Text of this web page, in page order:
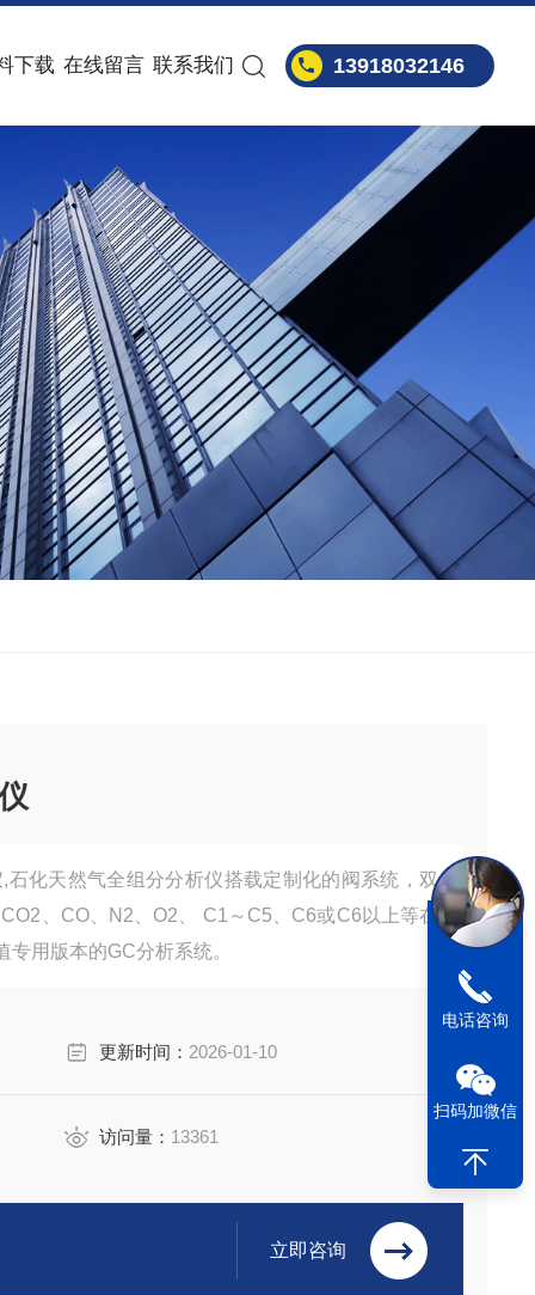
13918032146
下载 在线留言 联系我们
石化天然气全组分分析仪搭载定制化的阀系统，双
、CO、N2、O2、 C1～C5、C6或C6以上等在
用版本的GC分析系统。
更新时间： 2026-01-10
访问量： 13361
立即咨询
电话咨询
扫码加微信